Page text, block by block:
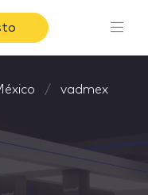
vadmex